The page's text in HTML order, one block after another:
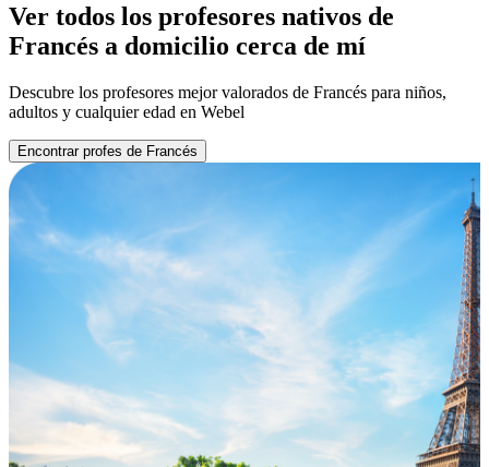
Ver todos los profesores nativos de
Francés a domicilio cerca de mí
Descubre los profesores mejor valorados de Francés para niños,
adultos y cualquier edad en Webel
Encontrar profes de Francés